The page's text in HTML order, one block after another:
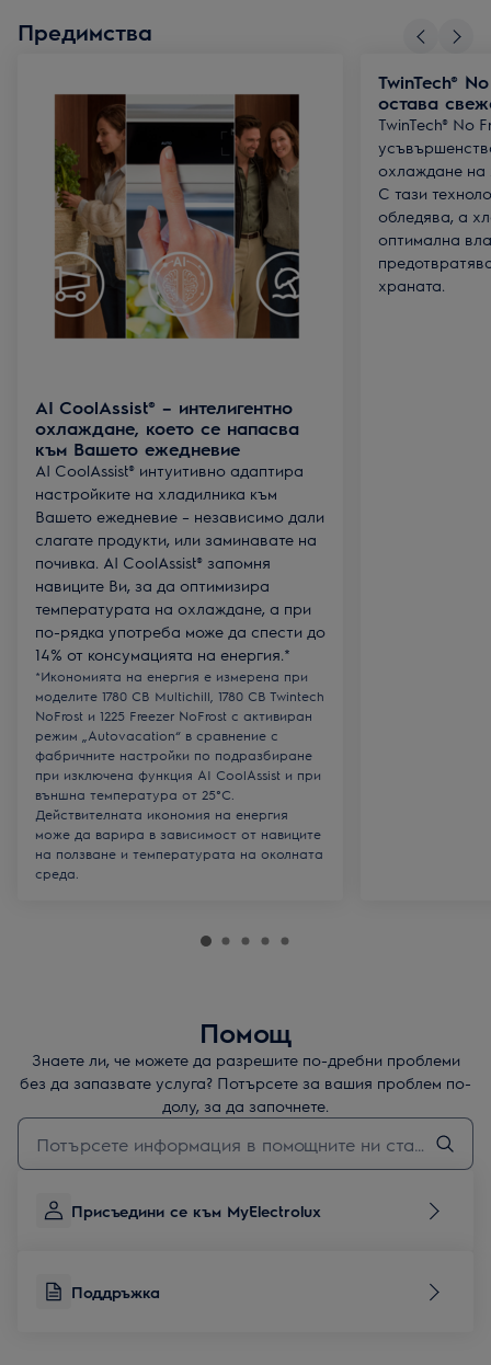
Предимства
AI CoolAssist® – интелигентно
охлаждане, което се напасва
към Вашето ежедневие
AI CoolAssist® интуитивно адаптира
настройките на хладилника към
Вашето ежедневие – независимо дали
слагате продукти, или заминавате на
почивка. AI CoolAssist® запомня
навиците Ви, за да оптимизира
температурата на охлаждане, а при
по-рядка употреба може да спести до
14% от консумацията на енергия.*
*Икономията на енергия е измерена при
моделите 1780 CB Multichill, 1780 CB Twintech
NoFrost и 1225 Freezer NoFrost с активиран
режим „Autovacation“ в сравнение с
фабричните настройки по подразбиране
при изключена функция AI CoolAssist и при
външна температура от 25°C.
Действителната икономия на енергия
може да варира в зависимост от навиците
на ползване и температурата на околната
среда.
TwinTech®
остава
TwinTech® No
охлаждане на
С тази
обледява, а
оптимална
храната.
Помощ
Знаете ли, че можете да разрешите по-дребни проблеми
без да запазвате услуга? Потърсете за вашия проблем по-
долу, за да започнете.
Въведете текст за да потърсите статии за поддръжка
Присъедини се към MyElectrolux
Поддръжка